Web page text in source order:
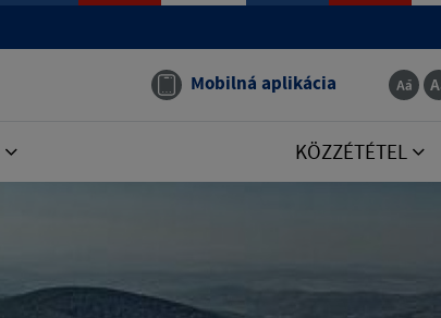
Mobilná aplikácia
KÖZZÉTÉTEL